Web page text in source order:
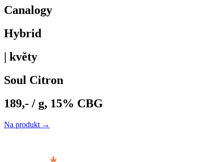
Canalogy
Hybrid
| květy
Soul Citron
189,- / g, 15% CBG
Na produkt →